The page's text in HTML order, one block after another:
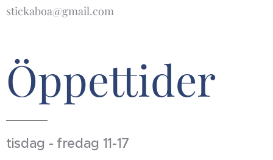
stickaboa@gmail.com
Öppettider
tisdag - fredag 11-17